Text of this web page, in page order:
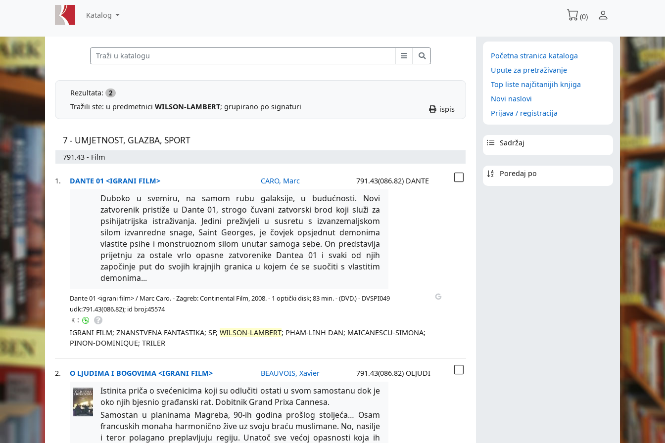
Katalog (0)
Rezultata: 2
Tražili ste: u predmetnici WILSON-LAMBERT; grupirano po signaturi ispis
7 - UMJETNOST, GLAZBA, SPORT
791.43 - Film
1. DANTE 01 <IGRANI FILM> CARO, Marc 791.43(086.82) DANTE
Duboko u svemiru, na samom rubu galaksije, u budućnosti. Novi
zatvorenik pristiže u Dante 01, strogo čuvani zatvorski brod koji služi za
psihijatrijska istraživanja. Jedini preživjeli u susretu s izvanzemaljskom
silom izvanredne snage, Saint Georges, je čovjek opsjednut demonima
vlastite psihe i monstruoznom silom unutar samoga sebe. On predstavlja
prijetnju za ostale vrlo opasne zatvorenike Dantea 01 i svaki od njih
započinje put do svojih krajnjih granica u kojem će se suočiti s vlastitim
demonima...
Dante 01 <igrani film> / Marc Caro. - Zagreb: Continental Film, 2008. - 1 optički disk; 83 min. - (DVD.) - DVSPI049
udk:791.43(086.82); id broj:45574
K :
IGRANI FILM; ZNANSTVENA FANTASTIKA; SF;WILSON-LAMBERT; PHAM-LINH DAN; MAICANESCU-SIMONA;
PINON-DOMINIQUE; TRILER
2. O LJUDIMA I BOGOVIMA <IGRANI FILM> BEAUVOIS, Xavier 791.43(086.82) OLJUDI
Istinita priča o svećenicima koji su odlučiti ostati u svom samostanu dok je
oko njih bjesnio građanski rat. Dobitnik Grand Prixa Cannesa.
Samostan u planinama Magreba, 90-ih godina prošlog stoljeća… Osam
francuskih monaha harmonično žive uz svoju braću muslimane. No, nasilje
i teror polagano preplavljuju regiju. Unatoč sve većoj opasnosti koja ih
Početna stranica kataloga
Upute za pretraživanje
Top liste najčitanijih knjiga
Novi naslovi
Prijava / registracija
Sadržaj
Poredaj po